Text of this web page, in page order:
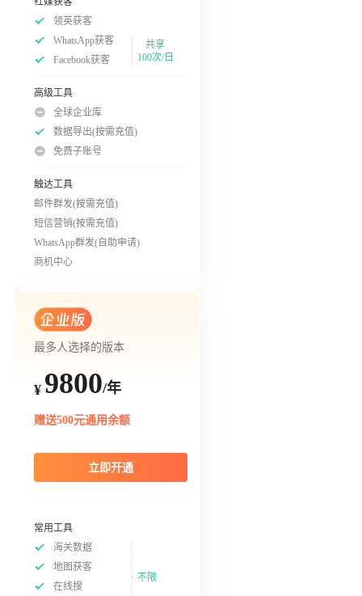
领英获客
WhatsApp获客
Facebook获客
共享
100次/日
高级工具
全球企业库
数据导出(按需充值)
免费子账号
触达工具
邮件群发(按需充值)
短信营销(按需充值)
WhatsApp群发(自助申请)
商机中心
最多人选择的版本
¥ 9800/年
赠送500元通用余额
立即开通
常用工具
海关数据
地图获客
在线搜
不限